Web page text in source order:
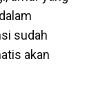
sudah
akan